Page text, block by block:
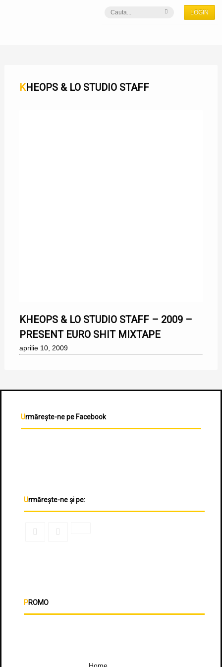
LOGIN
KHEOPS & LO STUDIO STAFF
KHEOPS & LO STUDIO STAFF – 2009 –
PRESENT EURO SHIT MIXTAPE
aprilie 10, 2009
Urmărește-ne pe Facebook
Urmărește-ne și pe:
PROMO